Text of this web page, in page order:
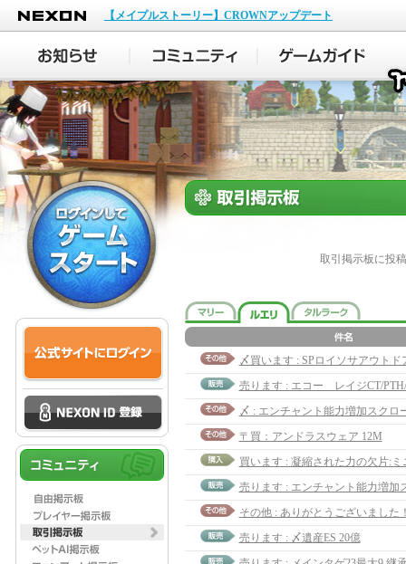
NEXON
【メイプルストーリー】CROWNアップデート
取引掲示板に投
〆買います : SPロイソサアウトド
売ります : エコー レイジCT/
〆 : エンチャント能力増加スクロ
〒買：アンドラスウェア 12M
買います : 凝縮された力の欠片:
その他 : ありがとうございました
売ります : 〆遺産ES 20億